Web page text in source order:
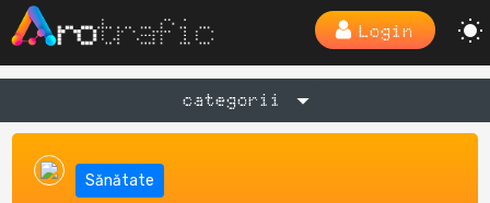
Login
categorii
Sănătate